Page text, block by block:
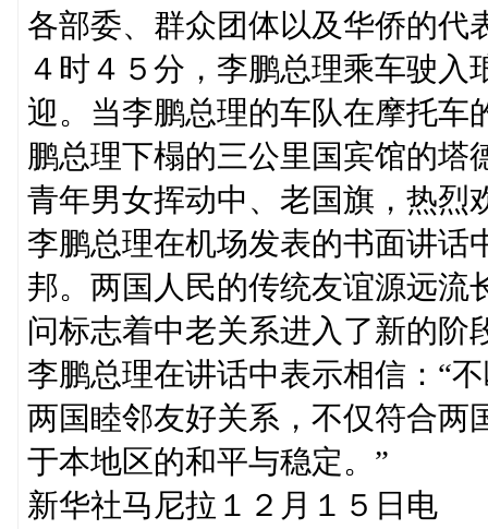
各部委、群众团体以及华侨的代
４时４５分，李鹏总理乘车驶
迎。当李鹏总理的车队在摩托车
鹏总理下榻的三公里国宾馆的塔
青年男女挥动中、老国旗，热烈
李鹏总理在机场发表的书面讲话
邦。两国人民的传统友谊源远流
问标志着中老关系进入了新的阶
李鹏总理在讲话中表示相信：“
两国睦邻友好关系，不仅符合两
于本地区的和平与稳定。”
新华社马尼拉１２月１５日电